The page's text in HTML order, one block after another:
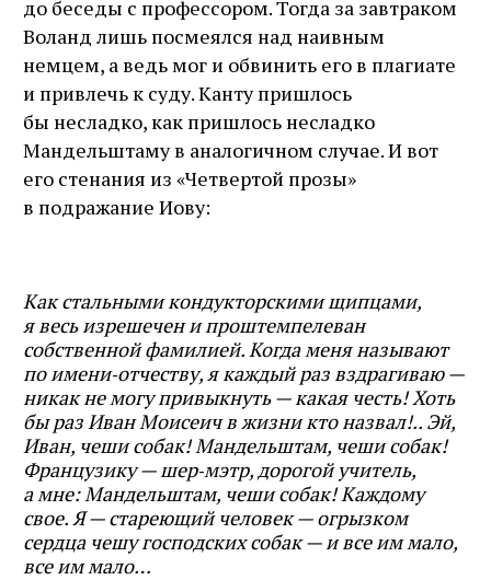
до беседы с профессором. Тогда за завтраком
Воланд лишь посмеялся над наивным
немцем, а ведь мог и обвинить его в плагиате
и привлечь к суду. Канту пришлось
бы несладко, как пришлось несладко
Мандельштаму в аналогичном случае. И вот
его стенания из «Четвертой прозы»
в подражание Иову:
Как стальными кондукторскими щипцами,
я весь изрешечен и проштемпелеван
собственной фамилией. Когда меня называют
по имени‑отчеству, я каждый раз вздрагиваю —
никак не могу привыкнуть — какая честь! Хоть
бы раз Иван Моисеич в жизни кто назвал!.. Эй,
Иван, чеши собак! Мандельштам, чеши собак!
Французику — шер‑мэтр, дорогой учитель,
а мне: Мандельштам, чеши собак! Каждому
свое. Я — стареющий человек — огрызком
сердца чешу господских собак — и все им мало,
все им мало…